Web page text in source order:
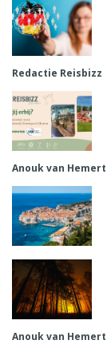
Redactie Reisbizz
Anouk van Hemert
Anouk van Hemert